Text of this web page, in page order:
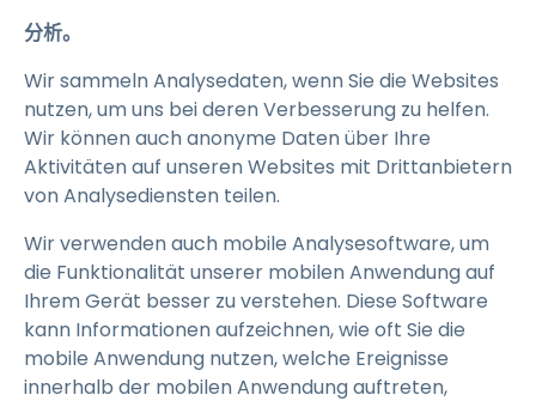
分析。
Wir sammeln Analysedaten, wenn Sie die Websites
nutzen, um uns bei deren Verbesserung zu helfen.
Wir können auch anonyme Daten über Ihre
Aktivitäten auf unseren Websites mit Drittanbietern
von Analysediensten teilen.
Wir verwenden auch mobile Analysesoftware, um
die Funktionalität unserer mobilen Anwendung auf
Ihrem Gerät besser zu verstehen. Diese Software
kann Informationen aufzeichnen, wie oft Sie die
mobile Anwendung nutzen, welche Ereignisse
innerhalb der mobilen Anwendung auftreten,